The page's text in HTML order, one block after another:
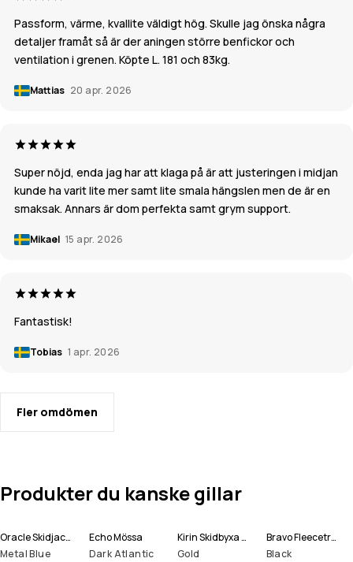
Passform, värme, kvallite väldigt hög. Skulle jag önska några
detaljer framåt så är der aningen större benfickor och
ventilation i grenen. Köpte L. 181 och 83kg.
Mattias 20 apr. 2026
Super nöjd, enda jag har att klaga på är att justeringen i midjan
kunde ha varit lite mer samt lite smala hängslen men de är en
smaksak. Annars är dom perfekta samt grym support.
Mikael 15 apr. 2026
Fantastisk!
Tobias 1 apr. 2026
Fler omdömen
Produkter du kanske gillar
Oracle Skidjacka Man
Metal Blue
Echo Mössa
Dark Atlantic
Kirin Skidbyxa Man
Gold
Bravo Fleecetröja Man
Black